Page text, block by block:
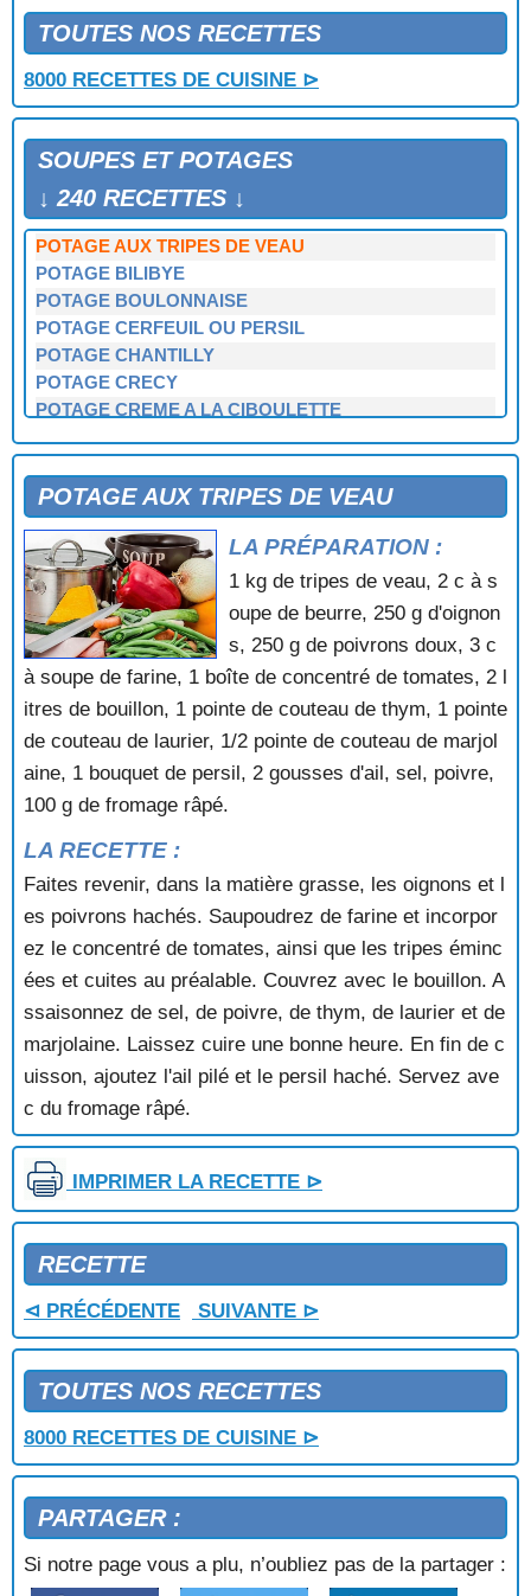
TOUTES NOS RECETTES
8000 RECETTES DE CUISINE ⊳
SOUPES ET POTAGES
↓ 240 RECETTES ↓
POTAGE AUX PETITS POIS FRAIS
POTAGE AUX POINTES D'ASPERGES
POTAGE AUX POIREAUX
POTAGE AUX POIS CASSES
POTAGE AUX POIS CASSES A LA CORIANDRE
POTAGE AUX QUEUES DE PORC
POTAGE AUX SCAROLES
POTAGE AUX TOMATES A L'ITALIENNE
POTAGE AUX TRIPES DE VEAU
POTAGE BILIBYE
POTAGE BOULONNAISE
POTAGE CERFEUIL OU PERSIL
POTAGE CHANTILLY
POTAGE CRECY
POTAGE CREME A LA CIBOULETTE
POTAGE CREME DE CRESSON
POTAGE CREME DE LAITUE
POTAGE CREME FAUBONNE
POTAGE DE COURGETTES A LA MARJOLAINE
POTAGE DIEPPOIS
POTAGE FAUSSE TORTUE
POTAGE FLAMAND
POTAGE FROID A LA MARJOLAINE
POTAGE FROID A LA RUSSE
POTAGE FROID A LA TOMATE
POTAGE FROID A LA TOMATE ET AU BASILIC
POTAGE FROID AU CRESSON ET AU YAOURT
POTAGE FROID AUX MOULES
POTAGE GERMINY
POTAGE GLACE AU CONCOMBRE
POTAGE GLACE AU CURRY
POTAGE INDOCHINOIS
POTAGE IRANIEN
POTAGE LONGCHAMPS
POTAGE PEKINOIS
POTAGE POLONAIS
POTAGE SAINT GERMAIN
POTAGE SANTE
POTAGE SAVOYARD
POTAGE SICILIEN
POTAGE VELOUTE AU CHOU FLEUR
POTAGE VELOUTE AUX ENDIVES
POTAGE VERT GLACE
POTAGE VIETNAMIEN
SOUPE A LA BETTERAVE
SOUPE A LA BETTERAVE ET AU CELERI
SOUPE A LA CHOUCROUTE
SOUPE A LA FLAMANDE
SOUPE A LA LOTTE
SOUPE A LA MENTHE
SOUPE A LA TOMATE
SOUPE A LA TOMATE ET AUX COURGETTES
POTAGE AUX TRIPES DE VEAU
LA PRÉPARATION :
1 kg de tripes de veau, 2 c à s
oupe de beurre, 250 g d'oignon
s, 250 g de poivrons doux, 3 c
à soupe de farine, 1 boîte de concentré de tomates, 2 l
itres de bouillon, 1 pointe de couteau de thym, 1 pointe
de couteau de laurier, 1/2 pointe de couteau de marjol
aine, 1 bouquet de persil, 2 gousses d'ail, sel, poivre,
100 g de fromage râpé.
LA RECETTE :
Faites revenir, dans la matière grasse, les oignons et l
es poivrons hachés. Saupoudrez de farine et incorpor
ez le concentré de tomates, ainsi que les tripes éminc
ées et cuites au préalable. Couvrez avec le bouillon. A
ssaisonnez de sel, de poivre, de thym, de laurier et de
marjolaine. Laissez cuire une bonne heure. En fin de c
uisson, ajoutez l'ail pilé et le persil haché. Servez ave
c du fromage râpé.
IMPRIMER LA RECETTE ⊳
RECETTE
⊲ PRÉCÉDENTE SUIVANTE ⊳
TOUTES NOS RECETTES
8000 RECETTES DE CUISINE ⊳
PARTAGER :
Si notre page vous a plu, n’oubliez pas de la partager :